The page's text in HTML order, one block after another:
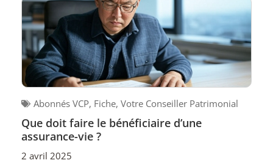
Abonnés VCP, Fiche, Votre Conseiller Patrimonial
Que doit faire le bénéficiaire d’une
assurance-vie ?
2 avril 2025